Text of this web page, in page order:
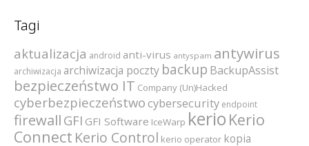
Tagi
aktualizacja android anti-virus antyspam antywirus
archiwizacja archiwizacja poczty backup BackupAssist
bezpieczeństwo IT Company (Un)Hacked
cyberbezpieczeństwocybersecurity endpoint
firewall GFI GFI Software IceWarp kerio Kerio
Connect Kerio Control kerio operator kopia